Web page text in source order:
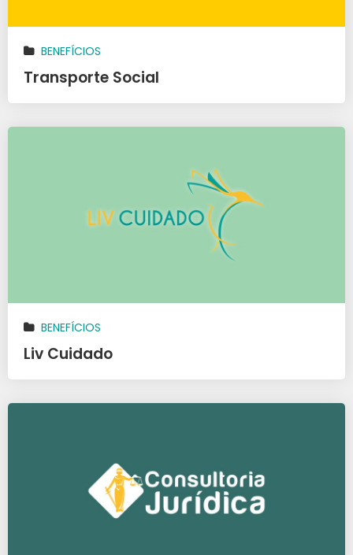
BENEFÍCIOS
Transporte Social
BENEFÍCIOS
Liv Cuidado